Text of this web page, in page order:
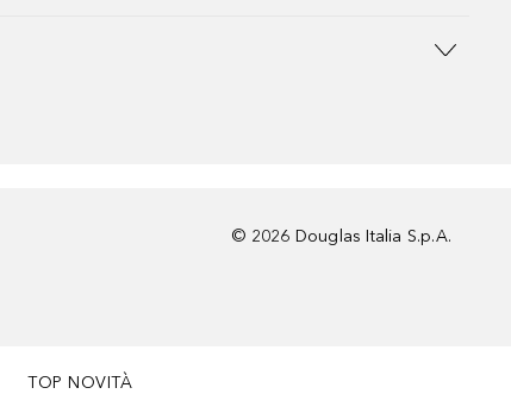
© 2026 Douglas Italia S.p.A.
TOP NOVITÀ